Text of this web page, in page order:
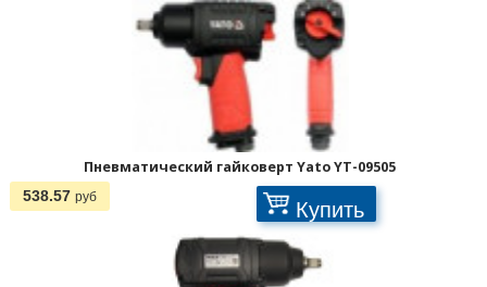
Пневматический гайковерт Yato YT-09505
538.57 руб Купить